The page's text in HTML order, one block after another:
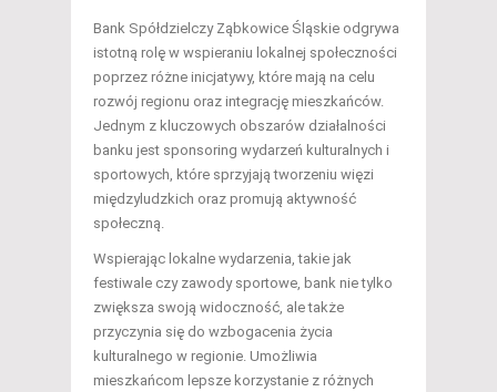
Bank Spółdzielczy Ząbkowice Śląskie odgrywa
istotną rolę w wspieraniu lokalnej społeczności
poprzez różne inicjatywy, które mają na celu
rozwój regionu oraz integrację mieszkańców.
Jednym z kluczowych obszarów działalności
banku jest sponsoring wydarzeń kulturalnych i
sportowych, które sprzyjają tworzeniu więzi
międzyludzkich oraz promują aktywność
społeczną.
Wspierając lokalne wydarzenia, takie jak
festiwale czy zawody sportowe, bank nie tylko
zwiększa swoją widoczność, ale także
przyczynia się do wzbogacenia życia
kulturalnego w regionie. Umożliwia
mieszkańcom lepsze korzystanie z różnych